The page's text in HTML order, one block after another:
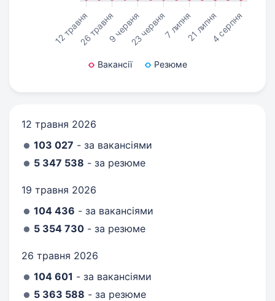
Вакансії Резюме
12 травня26 травня9 червня23 червня7 липня21 липня4 серпня
12 травня 2026
103 027 - за вакансіями
5 347 538 - за резюме
19 травня 2026
104 436 - за вакансіями
5 354 730 - за резюме
26 травня 2026
104 601 - за вакансіями
5 363 588 - за резюме